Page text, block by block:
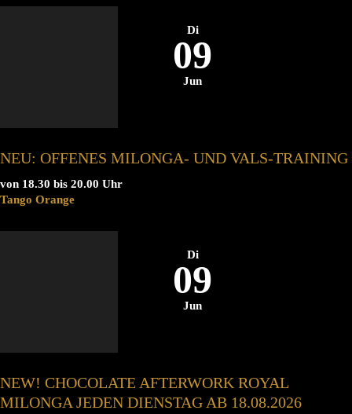
Di
09
Jun
NEU: OFFENES MILONGA- UND VALS-TRAINING
von 18.30 bis 20.00 Uhr
Tango Orange
Di
09
Jun
NEW! CHOCOLATE AFTERWORK ROYAL
MILONGA JEDEN DIENSTAG AB 18.08.2026